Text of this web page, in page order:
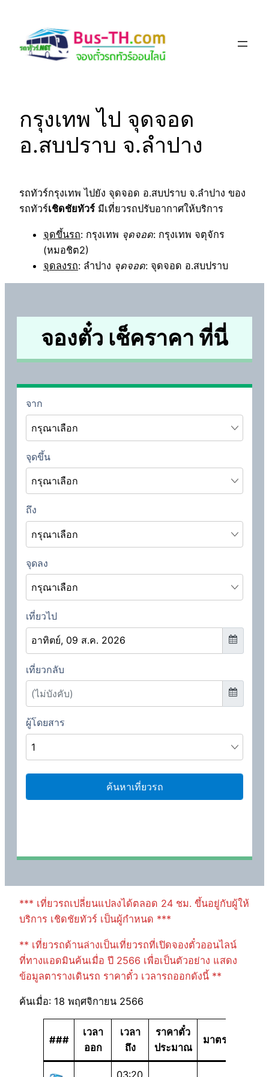
content
กรุงเทพ ไป จุดจอด
อ.สบปราบ จ.ลำปาง
รถทัวร์กรุงเทพ ไปยัง จุดจอด อ.สบปราบ จ.ลำปาง ของ
รถทัวร์เชิดชัยทัวร์ มีเที่ยวรถปรับอากาศให้บริการ
จุดขึ้นรถ: กรุงเทพ จุดจอด: กรุงเทพ จตุจักร
(หมอชิต2)
จุดลงรถ: ลำปาง จุดจอด: จุดจอด อ.สบปราบ
จองตั๋ว เช็คราคา ที่นี่
*** เที่ยวรถเปลี่ยนแปลงได้ตลอด 24 ชม. ขึ้นอยู่กับผู้ให้
บริการ เชิดชัยทัวร์ เป็นผู้กำหนด ***
** เที่ยวรถด้านล่างเป็นเที่ยวรถที่เปิดจองตั๋วออนไลน์
ที่ทางแอดมินค้นเมื่อ ปี 2566 เพื่อเป็นตัวอย่าง แสดง
ข้อมูลตารางเดินรถ ราคาตั๋ว เวลารถออกดังนี้ **
ค้นเมื่อ: 18 พฤศจิกายน 2566
###
เวลา
ออก
เวลา
ถึง
ราคาตั๋ว
ประมาณ
มาตรฐาน